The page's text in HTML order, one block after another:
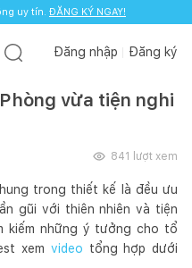
uy tín. ĐĂNG KÝ NGAY!
uy tín. ĐĂNG KÝ NGAY!
Đăng nhập Đăng ký
vừa tiện nghi
841 lượt xem
trong thiết kế là đều ưu
gũi với thiên nhiên và tiện
kiếm những ý tưởng cho tổ
xem video tổng hợp dưới